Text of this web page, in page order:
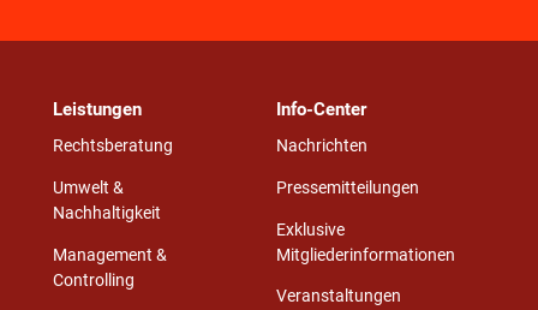
Leistungen
Rechtsberatung
Umwelt &
Nachhaltigkeit
Management &
Controlling
Info-Center
Nachrichten
Pressemitteilungen
Exklusive
Mitgliederinformationen
Veranstaltungen